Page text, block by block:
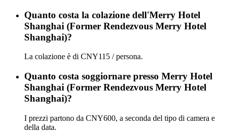
Quanto costa la colazione dell'Merry Hotel
Shanghai (Former Rendezvous Merry Hotel
Shanghai)?
La colazione è di CNY115 / persona.
Quanto costa soggiornare presso Merry Hotel
Shanghai (Former Rendezvous Merry Hotel
Shanghai)?
I prezzi partono da CNY600, a seconda del tipo di camera e
della data.